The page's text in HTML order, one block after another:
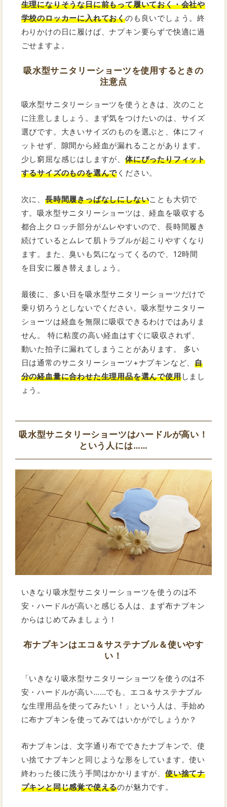
生理になりそうな日に前もって履いておく・会社や
学校のロッカーに入れておくのも良いでしょう。終
わりかけの日に履けば、ナプキン要らずで快適に過
ごせますよ。
吸水型サニタリーショーツを使用するときの
注意点
吸水型サニタリーショーツを使うときは、次のこと
に注意しましょう。まず気をつけたいのは、サイズ
選びです。大きいサイズのものを選ぶと、体にフィ
ットせず、隙間から経血が漏れることがあります。
少し窮屈な感じはしますが、体にぴったりフィット
するサイズのものを選んで ください。
次に、長時間履きっぱなしにしないことも大切で
す。吸水型サニタリーショーツは、経血を吸収する
都合上クロッチ部分がムレやすいので、長時間履き
続けているとムレて肌トラブルが起こりやすくなり
ます。また、臭いも気になってくるので、12時間
を目安に履き替えましょう。
最後に、多い日を吸水型サニタリーショーツだけで
乗り切ろうとしないでください。吸水型サニタリー
ショーツは経血を無限に吸収できるわけではありま
せん。 特に粘度の高い経血はすぐに吸収されず、
動いた拍子に漏れてしまうことがあります。 多い
日は通常のサニタリーショーツ+ナプキンなど、自
分の経血量に合わせた生理用品を選んで使用しまし
ょう。
吸水型サニタリーショーツはハードルが高い！
という人には……
いきなり吸水型サニタリーショーツを使うのは不
安・ハードルが高いと感じる人は、まず布ナプキン
からはじめてみましょう！
布ナプキンはエコ＆サステナブル＆使いやす
い！
「いきなり吸水型サニタリーショーツを使うのは不
安・ハードルが高い……でも、エコ＆サステナブル
な生理用品を使ってみたい！」という人は、手始め
に布ナプキンを使ってみてはいかがでしょうか？
布ナプキンは、文字通り布でできたナプキンで、使
い捨てナプキンと同じような形をしています。使い
終わった後に洗う手間はかかりますが、使い捨てナ
プキンと同じ感覚で使えるのが魅力です。